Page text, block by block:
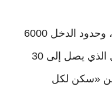
ترتبط مقدمات 15 و22 ألف جنيه، وحدود الدخل 6000
و8000 جنيه، والعائد 3% والتمويل الذي يصل إلى 30
«سكن لكل